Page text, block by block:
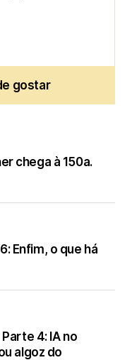
gostar
chega à 150a.
Enfim, o que há
4: IA no
algoz do